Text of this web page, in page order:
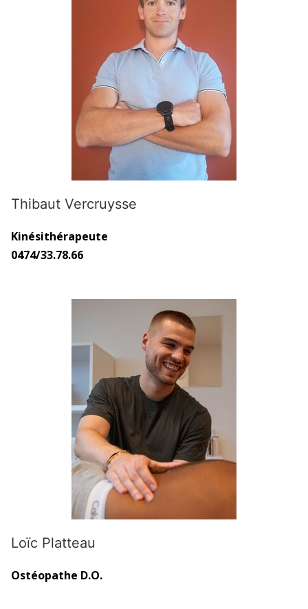
Thibaut Vercruysse
Kinésithérapeute
0474/33.78.66
Loïc Platteau
Ostéopathe D.O.